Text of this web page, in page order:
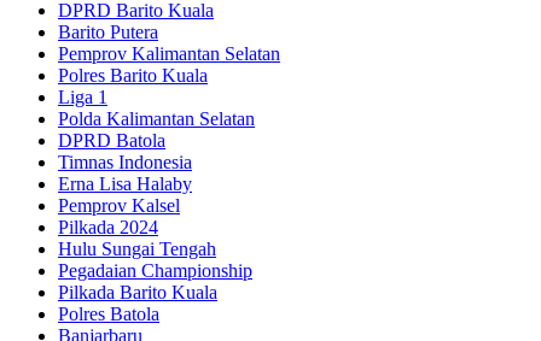
DPRD Barito Kuala
Barito Putera
Pemprov Kalimantan Selatan
Polres Barito Kuala
Liga 1
Polda Kalimantan Selatan
DPRD Batola
Timnas Indonesia
Erna Lisa Halaby
Pemprov Kalsel
Pilkada 2024
Hulu Sungai Tengah
Pegadaian Championship
Pilkada Barito Kuala
Polres Batola
Banjarbaru